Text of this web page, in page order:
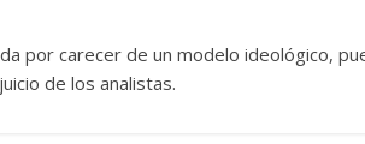
por carecer de un modelo ideológico,
de los analistas.